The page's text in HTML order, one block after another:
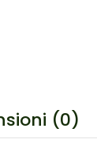
(0)